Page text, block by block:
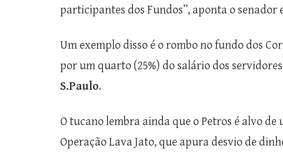
participantes dos Fundos”, aponta o senador
Um exemplo disso é o rombo no fundo dos
por um quarto (25%) do salário dos
S.Paulo.
O tucano lembra ainda que o Petros é alvo
Operação Lava Jato, que apura desvio de